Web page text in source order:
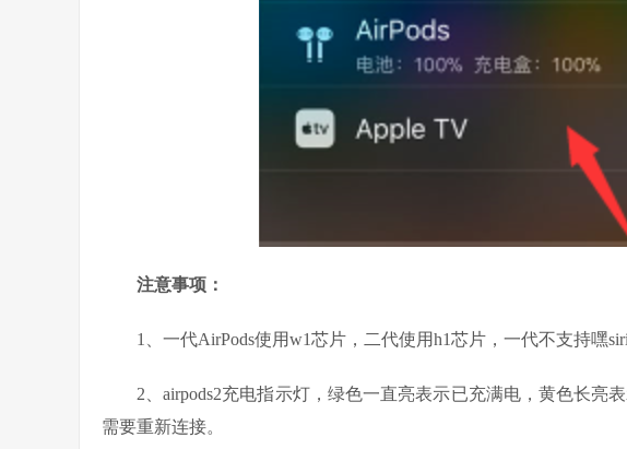
注意事项：
1、一代AirPods使用w1芯片，二代使用h1芯片，一代不支持嘿siri
2、airpods2充电指示灯，绿色一直亮表示已充满电，黄色长亮
需要重新连接。